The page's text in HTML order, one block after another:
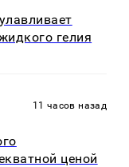
гелия
11 часов назад
ценой